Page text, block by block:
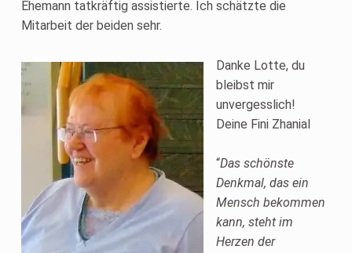
Ehemann tatkräftig assistierte. Ich schätzte die
Mitarbeit der beiden sehr.
Danke Lotte, du
bleibst mir
unvergesslich!
Deine Fini Zhanial
“Das schönste
Denkmal, das ein
Mensch bekommen
kann, steht im
Herzen der